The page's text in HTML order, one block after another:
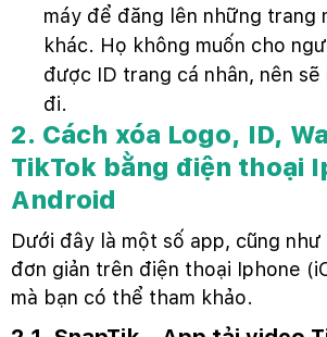
máy để đăng lên những trang
khác. Họ không muốn cho
được ID trang cá nhân, nên sẽ
đi.
2. Cách xóa Logo, ID,
TikTok bằng điện thoại
Android
Dưới đây là một số app, cũng
đơn giản trên điện thoại Iphone
mà bạn có thể tham khảo.